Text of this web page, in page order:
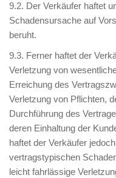
9.2. Der Verkäufer haftet
Schadensursache auf
beruht.
9.3. Ferner haftet der
Verletzung von
Erreichung des
Verletzung von Pflichten,
Durchführung des
deren Einhaltung der
haftet der Verkäufer
vertragstypischen
leicht fahrlässige